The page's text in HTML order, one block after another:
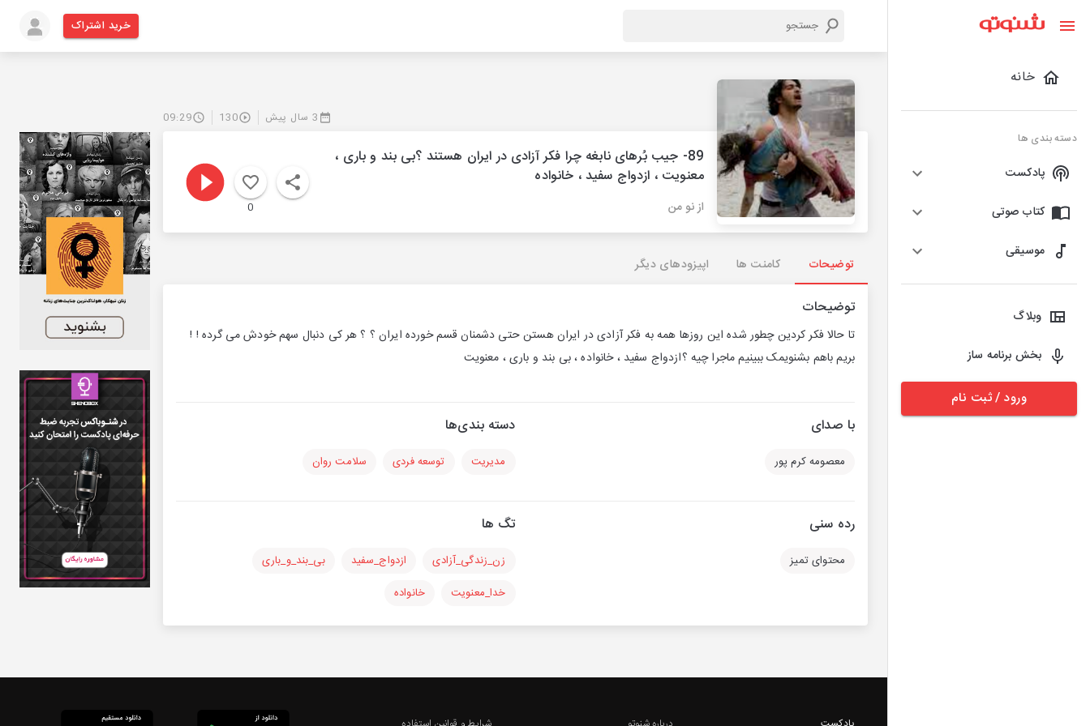
خانه
دسته بندی ها
پادکست
کتاب صوتی
موسیقی
وبلاگ
بخش برنامه ساز
ورود / ثبت نام
خرید اشتراک
3 سال پیش 130
09:29
89- جیب بُرهای نابغه چرا فکر آزادی در ایران هستند ؟بی بند و باری ،
معنویت ، ازدواج سفید ، خانواده
از نو من 0
توضیحات کامنت ها اپیزودهای دیگر
توضیحات
تا حالا فکر کردین چطور شده این روزها همه به فکر آزادی در ایران هستن حتی دشمنان قسم خورده ایران ؟ ؟ هر کی دنبال سهم خودش می گرده ! !
بریم باهم بشنویمک ببینیم ماجرا چیه ؟ازدواج سفید ، خانواده ، بی بند و باری ، معنویت
با صدای
معصومه کرم پور
دسته بندی‌ها
مدیریت توسعه فردی سلامت روان
رده سنی
محتوای تمیز
تگ ها
زن_زندگی_آزادی ازدواج_سفید
بی_بند_و_باری
خدا_معنویت
خانواده